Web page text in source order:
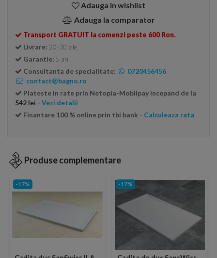
Adauga in wishlist
Adauga la comparator
Transport GRATUIT la comenzi peste 600 Ron.
Livrare: 20-30 zile
Garantie: 5 ani
Consultanta de specialitate:
0720456456
contact@bagno.ro
Plateste in rate prin Netopia-Mobilpay incepand de la
542 lei - Vezi detalii
Finantare 100 % online prin tbi bank - Calculeaza rata
Produse complementare
-17% -17%